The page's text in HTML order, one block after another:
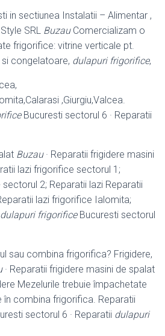
in sectiunea Instalatii – Alimentar ,
SRL BuzauComercializam o
frigorifice: vitrine verticale pt.
congelatoare, dulapuri frigorifice,
,Giurgiu,Valcea.
Bucuresti sectorul 6 · Reparatii
Buzau· Reparatii frigidere masini
lazi frigorifice sectorul 1;
2; Reparatii lazi Reparatii
lazi frigorifice Ialomita;
dulapuri frigorificeBucuresti sectorul
sau combina frigorifica? Frigidere,
· Reparatii frigidere masini de spalat
Mezelurile trebuie împachetate
în combina frigorifica. Reparatii
sectorul 6 · Reparatii dulapuri